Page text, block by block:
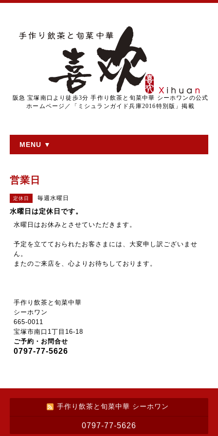
阪急 宝塚南口より徒歩3分 手作り飲茶と旬菜中華 シーホワンの公式
ホームページ／「ミシュランガイド兵庫2016特別版」掲載
MENU ▼
営業日
定休日 毎週水曜日
水曜日は定休日です。
水曜日はお休みとさせていただきます。
予定を立てておられたお客さまには、大変申し訳ございませ
ん。
またのご来店を、心よりお待ちしております。
手作り飲茶と旬菜中華
シーホワン
665-0011
宝塚市南口1丁目16-18
ご予約・お問合せ
0797-77-5626
手作り飲茶と旬菜中華 シーホワン
0797-77-5626